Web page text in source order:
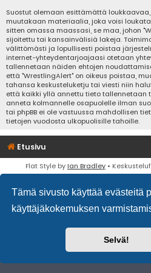
Tämä sivusto käyttää evästeitä
käyttäjäkokemuksen
Selvä!
Suostut olemaan esittämättä
muutakaan materiaalia, joka voisi
sitten omassa maassasi, se maa, johon
sijoitettu tai kansainvälisiä lakeja.
välittömästi ja lopullisesti poistaa
internet-yhteydentarjoajaasi otetaan
tallennetaan näiden ehtojen
että "WrestlingAlert" on oikeus poistaa,
tahansa keskusteluketju tai viesti niin
että kaikki yllä annettu tieto tallennetaan
anneta kolmannelle osapuolelle ilman
tai phpBB ei ole vastuussa mahdollisen
tietojen vuodosta ulkopuolisille tahoille.
Etusivu
Flat Style by Ian Bradley •
Käännös: